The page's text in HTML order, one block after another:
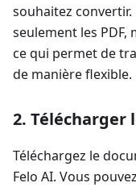
souhaitez
seulement les PDF,
ce qui permet de
de manière flexible.
2. Télécharger
Téléchargez le
Felo AI. Vous